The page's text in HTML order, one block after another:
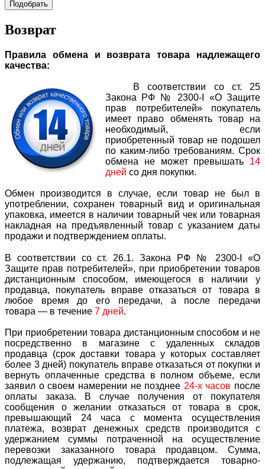
Подобрать
Возврат
Правила обмена и возврата товара надлежащего
качества:
В соответствии со ст. 25
Закона РФ № 2300-I «О Защите
прав потребителей» покупатель
имеет право обменять товар на
необходимый, если
приобретенный товар не подошел
по каким-либо требованиям. Срок
обмена не может превышать 14
дней со дня покупки.
Обмен производится в случае, если товар не был в
употреблении, сохранен товарный вид и оригинальная
упаковка, имеется в наличии товарный чек или товарная
накладная на предъявленный товар с указанием даты
продажи и подтверждением оплаты.
В соответствии со ст. 26.1. Закона РФ № 2300-I «О
Защите прав потребителей», при приобретении товаров
дистанционным способом, имеющегося в наличии у
продавца, покупатель вправе отказаться от товара в
любое время до его передачи, а после передачи
товара — в течение 7 дней.
При приобретении товара дистанционным способом и не
посредственно в магазине с удаленных складов
продавца (срок доставки товара у которых составляет
более 3 дней) покупатель вправе отказаться от покупки и
вернуть оплаченные средства в полном объеме, если
заявил о своем намерении не позднее 24-х часов после
оплаты заказа. В случае получения от покупателя
сообщения о желании отказаться от товара в срок,
превышающий 24 часа с момента осуществления
платежа, возврат денежных средств производится с
удержанием суммы потраченной на осуществление
перевозки заказанного товара продавцом. Сумма,
подлежащая удержанию, подтверждается товарно-